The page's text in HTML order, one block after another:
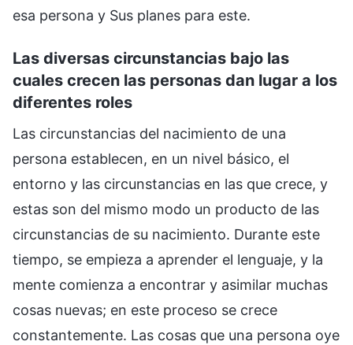
esa persona y Sus planes para este.
Las diversas circunstancias bajo las
cuales crecen las personas dan lugar a los
diferentes roles
Las circunstancias del nacimiento de una
persona establecen, en un nivel básico, el
entorno y las circunstancias en las que crece, y
estas son del mismo modo un producto de las
circunstancias de su nacimiento. Durante este
tiempo, se empieza a aprender el lenguaje, y la
mente comienza a encontrar y asimilar muchas
cosas nuevas; en este proceso se crece
constantemente. Las cosas que una persona oye